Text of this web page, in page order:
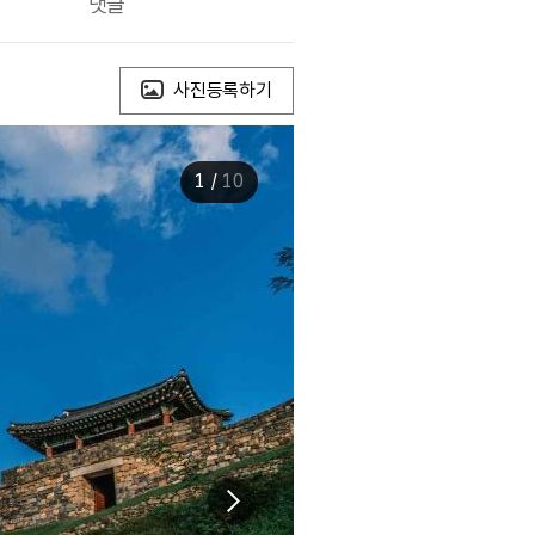
사진등록하기
1 / 10